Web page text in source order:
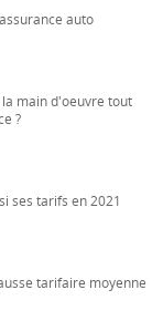
auto
main d'oeuvre tout
?
ses tarifs en 2021
tarifaire moyenne